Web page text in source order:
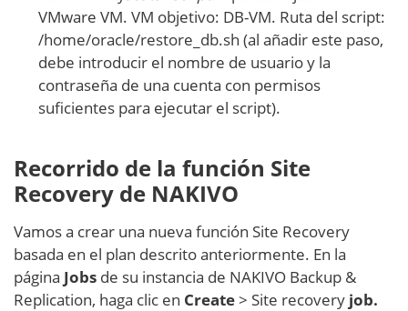
VMware VM. VM objetivo: DB-VM. Ruta del script:
/home/oracle/restore_db.sh (al añadir este paso,
debe introducir el nombre de usuario y la
contraseña de una cuenta con permisos
suficientes para ejecutar el script).
Recorrido de la función Site
Recovery de NAKIVO
Vamos a crear una nueva función Site Recovery
basada en el plan descrito anteriormente. En la
página Jobs de su instancia de NAKIVO Backup &
Replication, haga clic en Create> Site recovery job.